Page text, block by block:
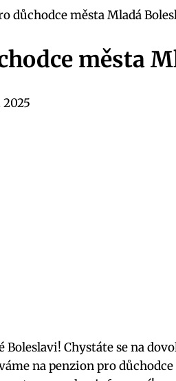
důchodce města Mladá
města
2025
Chystáte se na
na penzion pro